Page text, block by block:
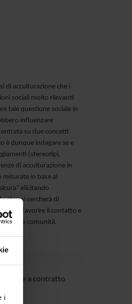
i
di acculturazione che i
sociali molto rilevanti
tale questione sociale in
influenzare
su due concetti
è dunque indagare se e
(stereotipi,
di acculturazione in
in base al
elicitando
step si cercherà di
favorire il contatto e
delle comunità.
a contratto